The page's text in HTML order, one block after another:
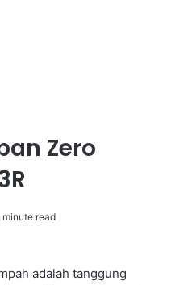
Zero
minute read
adalah tanggung